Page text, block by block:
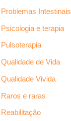
Problemas Intestinais
Psicologia e terapia
Pulsoterapia
Qualidade de Vida
Qualidade Vivida
Raros e raras
Reabilitação